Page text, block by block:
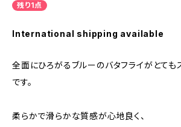
残り1点
International shipping available
全面にひろがるブルーのバタフライがとても
です。
柔らかで滑らかな質感が心地良く、